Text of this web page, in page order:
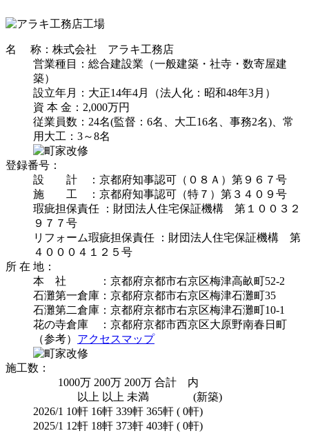
名 称：株式会社 アラキ工務店
営業種目：総合建設業（一般建築・社寺・数寄屋建
築）
設立年月：大正14年4月（法人化：昭和48年3月）
資 本 金：2,000万円
従業員数：24名(監督：6名、大工16名、事務2名)、常
用大工：3～8名
登録番号：
設 計 ：京都府知事認可（０８Ａ）第９６７号
施 工 ：京都府知事認可（特７）第３４０９号
瑕疵担保責任 ：財団法人住宅保証機構 第１００３２
９７７号
リフォーム瑕疵担保責任 ：財団法人住宅保証機構 第
４０００４１２５号
所 在 地：
本 社 ：京都府京都市右京区梅津高畝町52-2
石灘第一倉庫：京都府京都市右京区梅津石灘町35
石灘第二倉庫：京都府京都市右京区梅津石灘町10-1
花の寺倉庫 ：京都府京都市西京区大原野南春日町
（参考） アクセスマップ
施工数：
1000万 200万 200万 合計 内
以上 以上 未満 (新築)
2026/1 10軒 16軒 339軒 365軒 ( 0軒)
2025/1 12軒 18軒 373軒 403軒 ( 0軒)